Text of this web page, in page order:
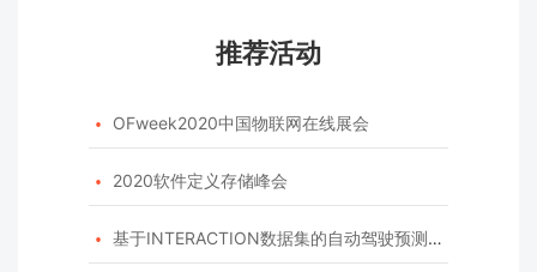
推荐活动
 OFweek2020中国物联网在线展会
 2020软件定义存储峰会
 基于INTERACTION数据集的自动驾驶预测模型挑战赛